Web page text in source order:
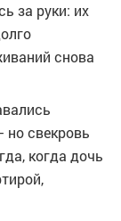
за руки: их
снова
свекровь
когда дочь